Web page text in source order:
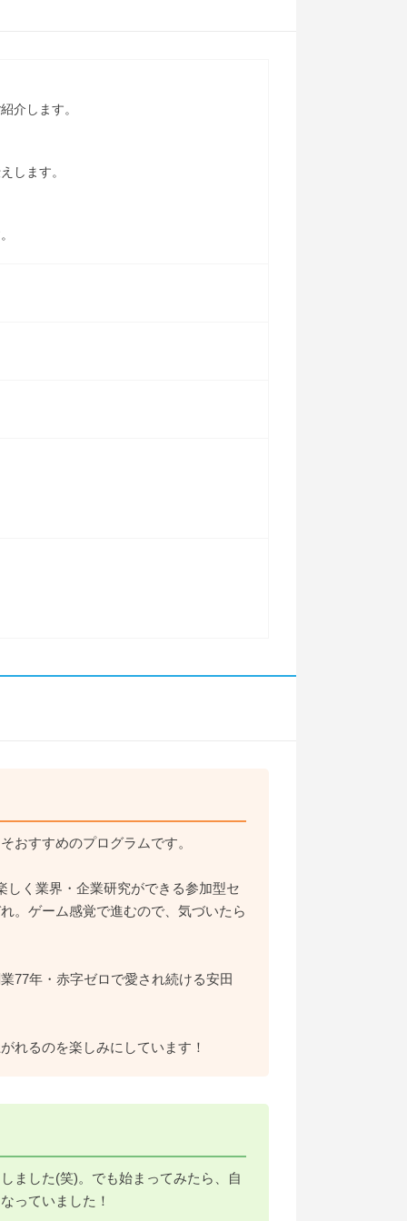
介します。
します。
おすすめのプログラムです。
く業界・企業研究ができる参加型セ
。ゲーム感覚で進むので、気づいたら
77年・赤字ゼロで愛され続ける安田
れるのを楽しみにしています！
ました(笑)。でも始まってみたら、自
っていました！